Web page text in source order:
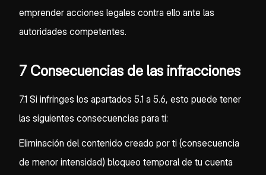
emprender acciones legales contra ello ante las
autoridades competentes.
7 Consecuencias de las infracciones
7.1 Si infringes los apartados 5.1 a 5.6, esto puede tener
las siguientes consecuencias para ti:
Eliminación del contenido creado por ti (consecuencia
de menor intensidad) bloqueo temporal de tu cuenta